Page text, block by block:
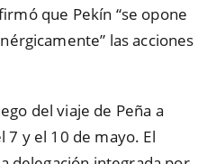
que Pekín “se opone
las acciones
del viaje de Peña a
7 y el 10 de mayo. El